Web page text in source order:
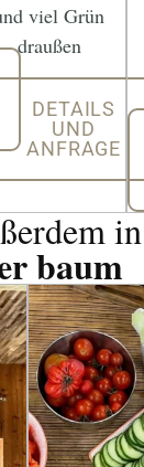
viel Grün
draußen
DETAILS
UND
ANFRAGE
in
baum